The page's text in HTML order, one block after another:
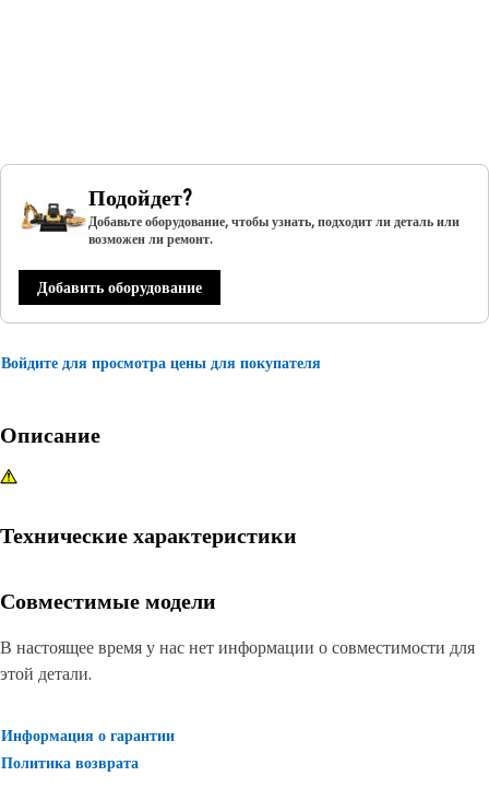
Подойдет?
Добавьте оборудование, чтобы узнать, подходит ли деталь или
возможен ли ремонт.
Добавить оборудование
Войдите для просмотра цены для покупателя
Описание
Технические характеристики
Совместимые модели
В настоящее время у нас нет информации о совместимости для
этой детали.
Информация о гарантии
Политика возврата